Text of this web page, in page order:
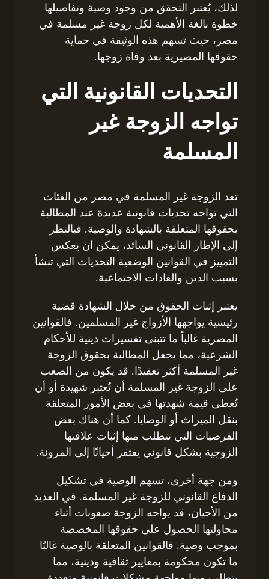
لذلك، يُعتبر التحقق من وجود وصية وتفاصيلها
خطوة بالغة الأهمية لكل زوجة غير مسلمة في
مصر، حيث تسهم هذه الوثيقة في حماية
حقوقها المصيرية بعد وفاة زوجها.
التحديات القانونية التي
تواجه الزوجة غير
المسلمة
تعد الزوجة غير المسلمة في مصر من الفئات
التي تواجه تحديات قانونية عديدة عند المطالبة
بحقوقها المتعلقة بالشهادة والوصية. فبالنظر
إلى الإطار القانوني السائد، يمكن ان يعكس
التمييز في القوانين الوضعية التحديات التي تنشأ
بسبب الدين والعادات الاجتماعية.
يعتبر إثبات الحقوق من خلال الشهادة قضية
رئيسية يواجهها الأزواج غير المسلمين. فالقوانين
المصرية غالباً ما تتبنى تفسيرات دينية للأحكام
الشرعية، مما يجعل المطالبة بحقوق الزوجة
غير المسلمة أكثر تعقيدًا. قد يكون من الصعب
على الزوجة غير المسلمة أن تُعتبر شهيدة أو أن
تُعطى قيمة شهدتها في بعض الأمور المتعلقة
بنقل الميراث أو الوصايا. كما أن هناك بعض
الفرضيات التي تتطلب منها إثبات علاقتها
الزوجية بشكل قانوني يفتقر أحيانًا إلى المرونة.
ومن جهة أخرى، تسهم الوصية في تشكيل
الدفاع القانوني للزوجة غير المسلمة. في العديد
من الأحيان، قد يواجه الزوجة صعوبات أثناء
محاولتها الحصول على حقوقها المخصصة
بموجب وصية. فالقوانين المتعلقة بالوصية غالبًا
ما تكون محكومة بمعايير ثقافية ودينية، مما